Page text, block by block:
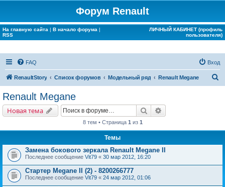
Форум Renault
На главную сайта | В начало форума |
RSS
ЛИЧНЫЙ КАБИНЕТ (профиль
пользователя)
FAQ Вход
RenaultStory Список форумов Модельный ряд Renault Megane
Renault Megane
Новая тема Поиск
8 тем • Страница 1 из 1
Темы
Замена бокового зеркала Renault Megane II
Последнее сообщение Vit79 « 30 мар 2012, 16:20
Стартер Megane II (2) - 8200266777
Последнее сообщение Vit79 « 24 мар 2012, 01:06